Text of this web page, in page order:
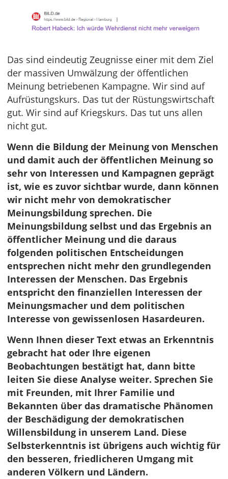
Das sind eindeutig Zeugnisse einer mit dem Ziel
der massiven Umwälzung der öffentlichen
Meinung betriebenen Kampagne. Wir sind auf
Aufrüstungskurs. Das tut der Rüstungswirtschaft
gut. Wir sind auf Kriegskurs. Das tut uns allen
nicht gut.
Wenn die Bildung der Meinung von Menschen
und damit auch der öffentlichen Meinung so
sehr von Interessen und Kampagnen geprägt
ist, wie es zuvor sichtbar wurde, dann können
wir nicht mehr von demokratischer
Meinungsbildung sprechen. Die
Meinungsbildung selbst und das Ergebnis an
öffentlicher Meinung und die daraus
folgenden politischen Entscheidungen
entsprechen nicht mehr den grundlegenden
Interessen der Menschen. Das Ergebnis
entspricht den finanziellen Interessen der
Meinungsmacher und dem politischen
Interesse von gewissenlosen Hasardeuren.
Wenn Ihnen dieser Text etwas an Erkenntnis
gebracht hat oder Ihre eigenen
Beobachtungen bestätigt hat, dann bitte
leiten Sie diese Analyse weiter. Sprechen Sie
mit Freunden, mit Ihrer Familie und
Bekannten über das dramatische Phänomen
der Beschädigung der demokratischen
Willensbildung in unserem Land. Diese
Selbsterkenntnis ist übrigens auch wichtig für
den besseren, friedlicheren Umgang mit
anderen Völkern und Ländern.